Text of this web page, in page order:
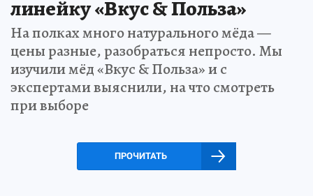
линейку «Вкус & Польза»
На полках много натурального мёда —
цены разные, разобраться непросто. Мы
изучили мёд «Вкус & Польза» и с
экспертами выяснили, на что смотреть
при выборе
ПРОЧИТАТЬ